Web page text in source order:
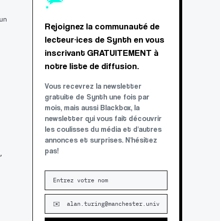
Rejoignez la communauté de
lecteur·ices de Synth en vous
inscrivant GRATUITEMENT à
notre liste de diffusion.
Vous recevrez la newsletter
gratuite de Synth une fois par
mois, mais aussi Blackbox, la
newsletter qui vous fait découvrir
les coulisses du média et d'autres
annonces et surprises. N'hésitez
pas!